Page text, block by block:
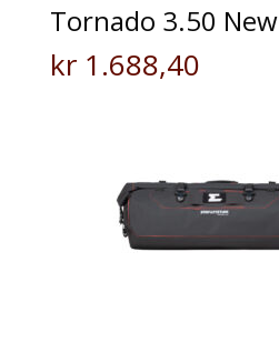
Tornado 3.50 New
kr1.688,40